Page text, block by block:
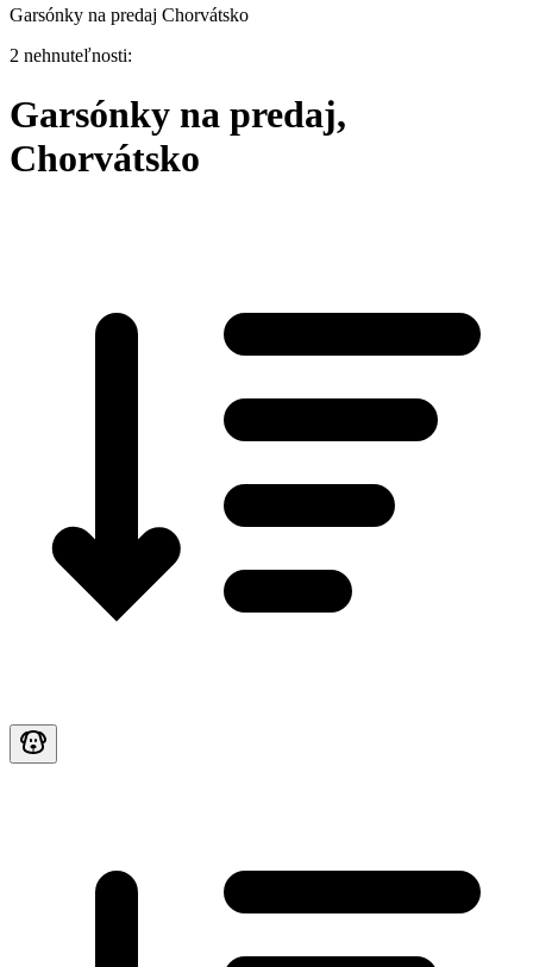
Garsónky na predaj Chorvátsko
2 nehnuteľnosti:
Garsónky na predaj,
Chorvátsko